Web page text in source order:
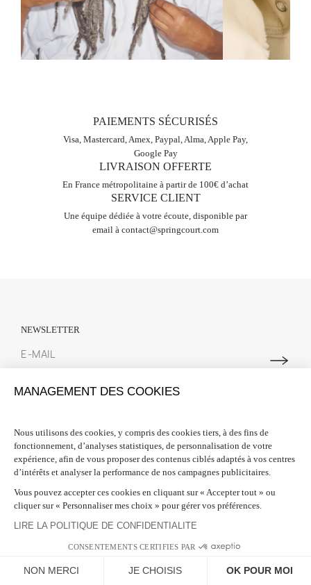
MANAGEMENT DES COOKIES
Nous utilisons des cookies, y compris des cookies tiers, à des fins de
fonctionnement, d’analyses statistiques, de personnalisation de votre
expérience, afin de vous proposer des contenus ciblés adaptés à vos centres
d’intérêts et analyser la performance de nos campagnes publicitaires.
Vous pouvez accepter ces cookies en cliquant sur « Accepter tout » ou
cliquer sur « Personnaliser mes choix » pour gérer vos préférences.
LIRE LA POLITIQUE DE CONFIDENTIALITE
CONSENTEMENTS CERTIFIES PAR
NON MERCI JE CHOISIS OK POUR MOI